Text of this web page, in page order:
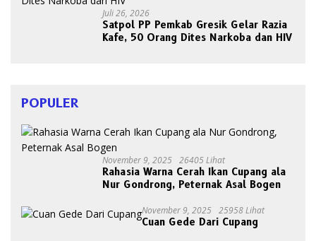
Juli 26, 2026
Satpol PP Pemkab Gresik Gelar Razia
Kafe, 50 Orang Dites Narkoba dan HIV
POPULER
November 9, 2025 26405 Lihat
Rahasia Warna Cerah Ikan Cupang ala
Nur Gondrong, Peternak Asal Bogen
November 9, 2025 25958 Lihat
Cuan Gede Dari Cupang